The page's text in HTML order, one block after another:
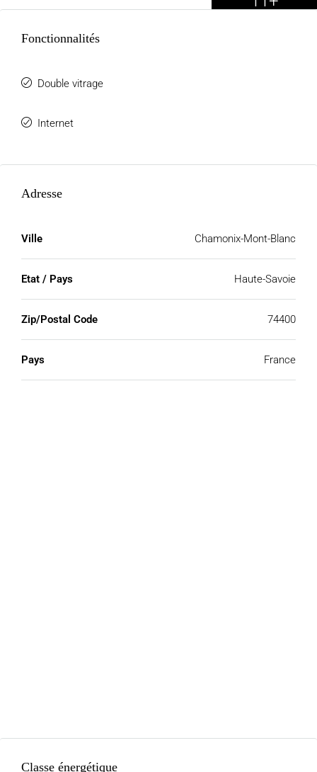
Fonctionnalités
Double vitrage
Internet
Adresse
Ville Chamonix-Mont-Blanc
Etat / Pays Haute-Savoie
Zip/Postal Code 74400
Pays France
Classe énergétique